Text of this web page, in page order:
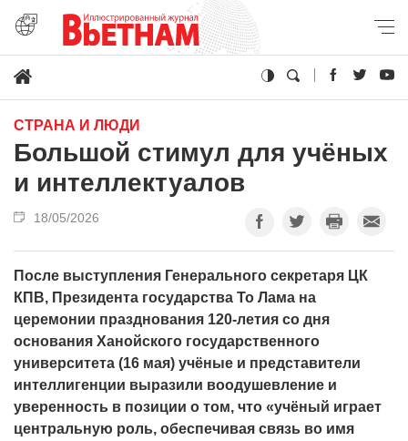
СТРАНА И ЛЮДИ
Большой стимул для учёных
и интеллектуалов
18/05/2026
После выступления Генерального секретаря ЦК
КПВ, Президента государства То Лама на
церемонии празднования 120-летия со дня
основания Ханойского государственного
университета (16 мая) учёные и представители
интеллигенции выразили воодушевление и
уверенность в позиции о том, что «учёный играет
центральную роль, обеспечивая связь во имя